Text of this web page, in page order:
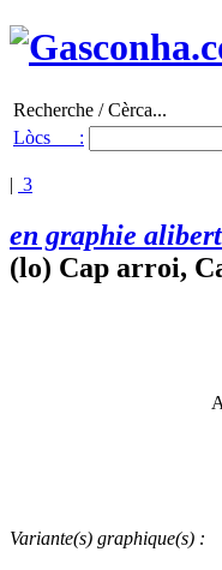
Recherche / Cèrca...
Lòcs :
| 3
en graphie
(lo) Cap arroi,
Variante(s) graphique(s) :